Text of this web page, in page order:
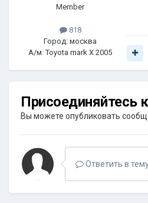
Member
818
Город: москва
А/м: Toyota mark X 2005
Присоединяйтесь
Вы можете опубликовать
Ответить в